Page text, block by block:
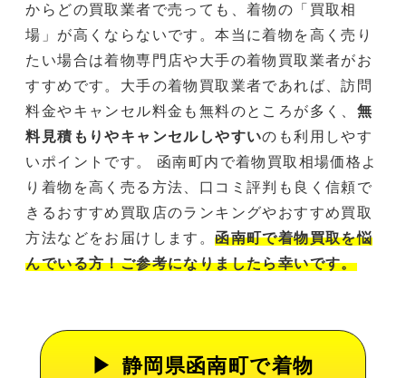
からどの買取業者で売っても、着物の「買取相
場」が高くならないです。本当に着物を高く売り
たい場合は着物専門店や大手の着物買取業者がお
すすめです。大手の着物買取業者であれば、訪問
料金やキャンセル料金も無料のところが多く、 無
料見積もりやキャンセルしやすいのも利用しやす
いポイントです。 函南町内で着物買取相場価格よ
り着物を高く売る方法、口コミ評判も良く信頼で
きるおすすめ買取店のランキングやおすすめ買取
方法などをお届けします。函南町で着物買取を悩
んでいる方！ご参考になりましたら幸いです。
静岡県函南町で着物